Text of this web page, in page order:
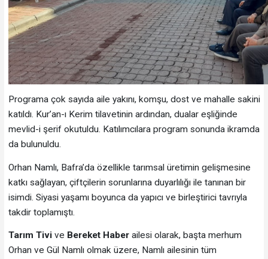
Programa çok sayıda aile yakını, komşu, dost ve mahalle sakini
katıldı. Kur’an-ı Kerim tilavetinin ardından, dualar eşliğinde
mevlid-i şerif okutuldu. Katılımcılara program sonunda ikramda
da bulunuldu.
Orhan Namlı, Bafra’da özellikle tarımsal üretimin gelişmesine
katkı sağlayan, çiftçilerin sorunlarına duyarlılığı ile tanınan bir
isimdi. Siyasi yaşamı boyunca da yapıcı ve birleştirici tavrıyla
takdir toplamıştı.
Tarım Tivive Bereket Haberailesi olarak, başta merhum
Orhan ve Gül Namlı olmak üzere, Namlı ailesinin tüm